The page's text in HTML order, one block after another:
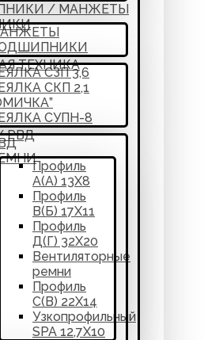
/ МАНЖЕТЫ
ТЕХНИКА
СЗП 3,6
СКП 2,1
СУПН-8
РВД
Профиль
А(А) 13Х8
Профиль
В(Б) 17Х11
Профиль
Д(Г) 32Х20
Вентиляторные
ремни
Профиль
С(В) 22Х14
Узкопрофильный
SPA 12,7Х10